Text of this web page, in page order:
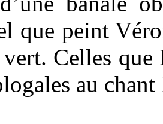
que peint
Celles
au